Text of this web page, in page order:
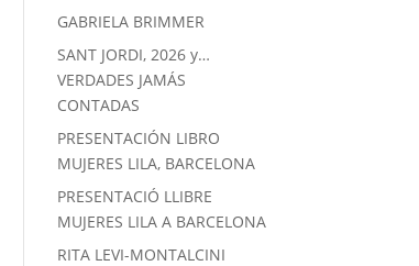
GABRIELA BRIMMER
SANT JORDI, 2026 y…
VERDADES JAMÁS
CONTADAS
PRESENTACIÓN LIBRO
MUJERES LILA, BARCELONA
PRESENTACIÓ LLIBRE
MUJERES LILA A BARCELONA
RITA LEVI-MONTALCINI